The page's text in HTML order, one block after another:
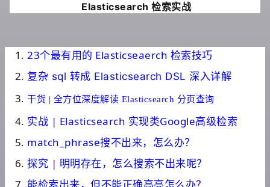
Elasticsearch 检索实战
23个最有用的 Elasticseaerch 检索技巧
复杂 sql 转成 Elasticsearch DSL 深入详解
干货 | 全方位深度解读 Elasticsearch 分页查询
实战 | Elasticsearch 实现类Google高级检索
match_phrase搜不出来，怎么办？
探究 | 明明存在，怎么搜索不出来呢？